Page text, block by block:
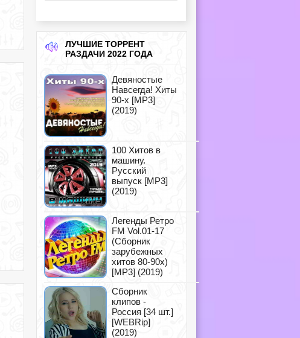
ЛУЧШИЕ ТОРРЕНТ
РАЗДАЧИ 2022 ГОДА
Девяностые
Навсегда! Хиты
90-х [MP3]
(2019)
100 Хитов в
машину.
Русский
выпуск [MP3]
(2019)
Легенды Ретро
FM Vol.01-17
(Сборник
зарубежных
хитов 80-90х)
[MP3] (2019)
Сборник
клипов -
Россия [34 шт.]
[WEBRip]
(2019)